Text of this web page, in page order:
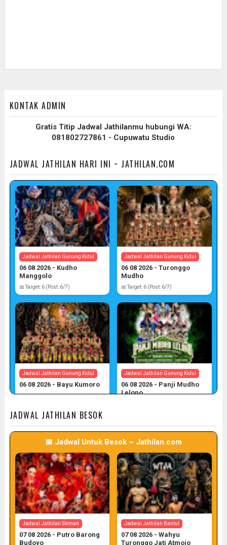
KONTAK ADMIN
Gratis Titip Jadwal Jathilanmu hubungi WA:
081802727861 - Cupuwatu Studio
JADWAL JATHILAN HARI INI ~ JATHILAN.COM
Jadwal Jathilan Gunung Kidul
06 08 2026 - Kudho
Manggolo
📅 Target: 6 (Post: 6/7)
Jadwal Jathilan Gunung Kidul
06 08 2026 - Turonggo
Mudho
📅 Target: 6 (Post: 6/7)
Jadwal Jathilan Gunung Kidul
06 08 2026 - Bayu Kumoro
Jadwal Jathilan Gunung Kidul
06 08 2026 - Panji Mudho
Lelono
Jadwal Jathilan Gunung Kidul
06 08 2026 - Wahyu Budoyo
📅 Target: 6 (Post: 6/7)
JADWAL JATHILAN BESOK
📅 Jadwal Untuk Besok ~ Jathilan.com
Jadwal Jathilan Sleman
07 08 2026 - Putro Barong
Budoyo
Jadwal Jathilan Bantul
07 08 2026 - Wahyu
Turonggo Jati Atmojo